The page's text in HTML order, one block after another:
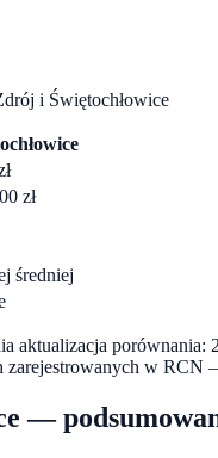
i Świętochłowice
zł
średniej
aktualizacja porównania:
zarejestrowanych w RCN
—